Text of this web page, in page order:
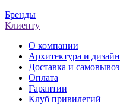
Бренды
Клиенту
О компании
Архитектура и дизайн
Доставка и самовывоз
Оплата
Гарантии
Клуб привилегий